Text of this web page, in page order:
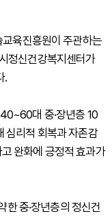
육진흥원이 주관하는
정신건강복지센터가
.
대 중·장년층 10
심리적 회복과 자존감
완화에 긍정적 효과가
한 중·장년층의 정신건